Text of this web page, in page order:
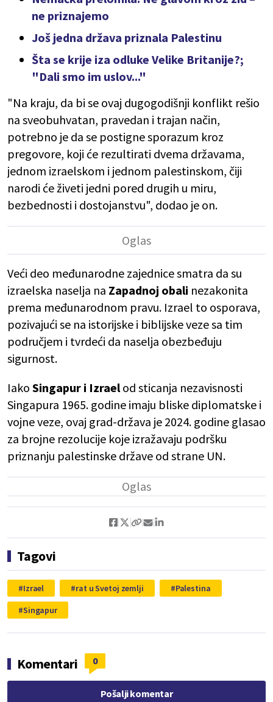
ne priznajemo
Još jedna država priznala Palestinu
Šta se krije iza odluke Velike Britanije?;
"Dali smo im uslov..."
"Na kraju, da bi se ovaj dugogodišnji konflikt rešio
na sveobuhvatan, pravedan i trajan način,
potrebno je da se postigne sporazum kroz
pregovore, koji će rezultirati dvema državama,
jednom izraelskom i jednom palestinskom, čiji
narodi će živeti jedni pored drugih u miru,
bezbednosti i dostojanstvu", dodao je on.
Veći deo međunarodne zajednice smatra da su
izraelska naselja na Zapadnoj obali nezakonita
prema međunarodnom pravu. Izrael to osporava,
pozivajući se na istorijske i biblijske veze sa tim
područjem i tvrdeći da naselja obezbeđuju
sigurnost.
Iako Singapur i Izraelod sticanja nezavisnosti
Singapura 1965. godine imaju bliske diplomatske i
vojne veze, ovaj grad-država je 2024. godine glasao
za brojne rezolucije koje izražavaju podršku
priznanju palestinske države od strane UN.
Tagovi
Izrael rat u Svetoj zemlji
Palestina
Singapur
Komentari 0
Pošalji komentar